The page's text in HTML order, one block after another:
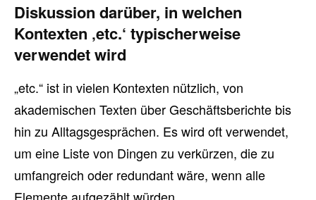
Diskussion darüber, in welchen
Kontexten ‚etc.‘ typischerweise
verwendet wird
„etc.“ ist in vielen Kontexten nützlich, von
akademischen Texten über Geschäftsberichte bis
hin zu Alltagsgesprächen. Es wird oft verwendet,
um eine Liste von Dingen zu verkürzen, die zu
umfangreich oder redundant wäre, wenn alle